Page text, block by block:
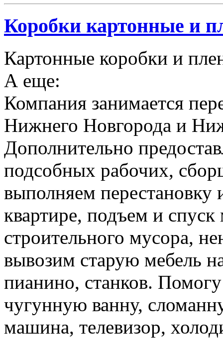
Коробки картонные и
Картонные коробки и
А еще:
Компания занимается
Нижнего Новгорода и
Дополнительно
подсобных рабочих,
выполняем перестановку
квартире, подъем и спуск
строительного мусора,
вывозим старую мебель
пианино, станков.
чугунную ванну,
машина, телевизор,